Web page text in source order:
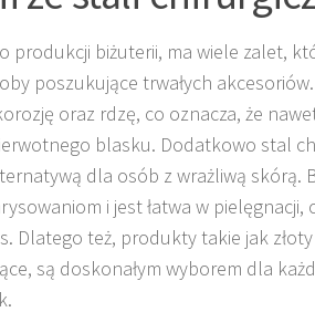
produkcji biżuterii, ma wiele zalet,
poszukujące trwałych
oraz rdzę, co oznacza, że
blasku. Dodatkowo stal
dla osób z wrażliwą skórą.
i jest łatwa w pielęgnacji,
Dlatego też, produkty takie jak
są doskonałym wyborem dla